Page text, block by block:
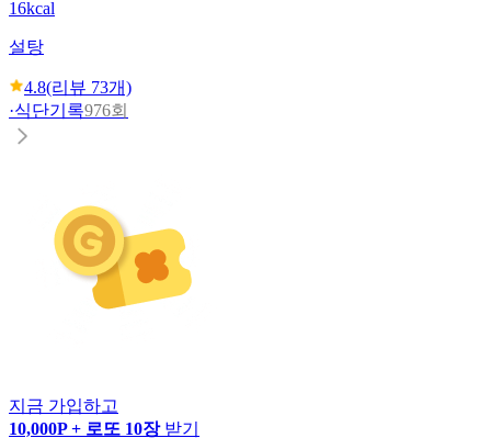
16kcal
설탕
4.8(리뷰 73개)
·식단기록976회
지금 가입하고
10,000P + 로또 10장 받기